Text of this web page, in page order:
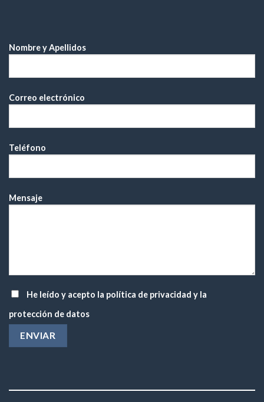
Nombre y Apellidos
Correo electrónico
Teléfono
Mensaje
He leído y acepto la política de privacidad y la
protección de datos